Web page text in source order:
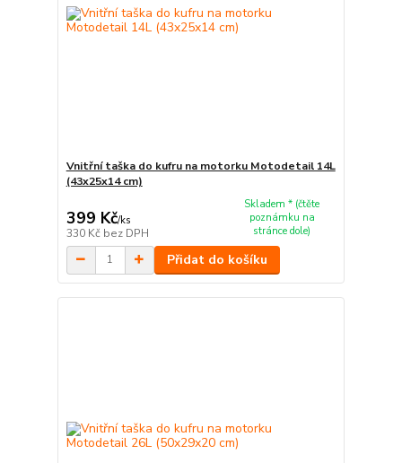
Vnitřní taška do kufru na motorku Motodetail 14L
(43x25x14 cm)
399 Kč/ks
330 Kč bez DPH
Skladem * (čtěte
poznámku na
stránce dole)
Přidat do košíku